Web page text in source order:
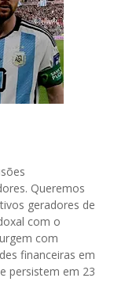
Queremos
geradores de
com o
com
financeiras em
persistem em 23